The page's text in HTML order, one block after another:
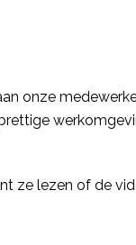
onze
ze lezen of de